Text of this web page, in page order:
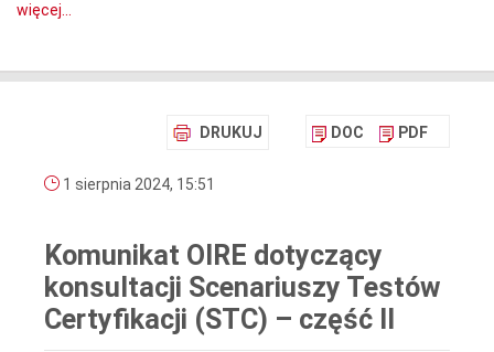
więcej...
DRUKUJ DOC PDF
1 sierpnia 2024, 15:51
Komunikat OIRE dotyczący
konsultacji Scenariuszy Testów
Certyfikacji (STC) – część II